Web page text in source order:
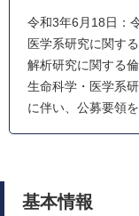
令和3年6月18日：
医学系研究に関す
解析研究に関する
生命科学・医学系
に伴い、公募要領
基本情報